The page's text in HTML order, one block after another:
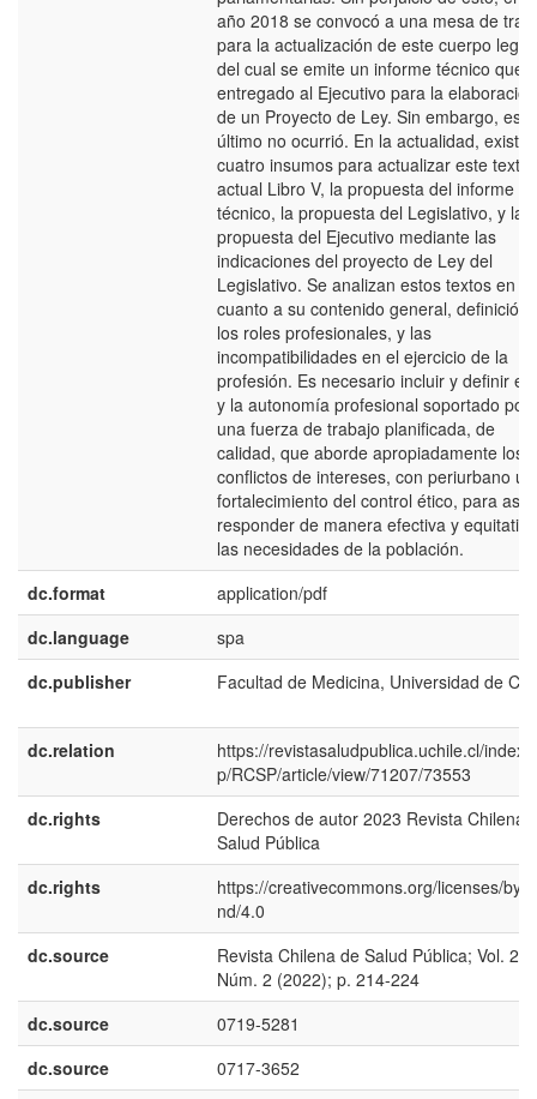
año 2018 se convocó a una mesa de
para la actualización de este cuerpo legal,
del cual se emite un informe técnico que
entregado al Ejecutivo para la elaboración
de un Proyecto de Ley. Sin embargo, esto
último no ocurrió. En la actualidad, existen
cuatro insumos para actualizar este
actual Libro V, la propuesta del informe
técnico, la propuesta del Legislativo, y la
propuesta del Ejecutivo mediante las
indicaciones del proyecto de Ley del
Legislativo. Se analizan estos textos en
cuanto a su contenido general, definición
los roles profesionales, y las
incompatibilidades en el ejercicio de la
profesión. Es necesario incluir y definir el
y la autonomía profesional soportado por
una fuerza de trabajo planificada, de
calidad, que aborde apropiadamente los
conflictos de intereses, con periurbano un
fortalecimiento del control ético, para así
responder de manera efectiva y
las necesidades de la población.
dc.format
application/pdf
dc.language
spa
dc.publisher
Facultad de Medicina, Universidad de
dc.relation
https://revistasaludpublica.uchile.cl/
p/RCSP/article/view/71207/73553
dc.rights
Derechos de autor 2023 Revista Chilena
Salud Pública
dc.rights
https://creativecommons.org/licenses/by-
nd/4.0
dc.source
Revista Chilena de Salud Pública; Vol. 26
Núm. 2 (2022); p. 214-224
dc.source
0719-5281
dc.source
0717-3652